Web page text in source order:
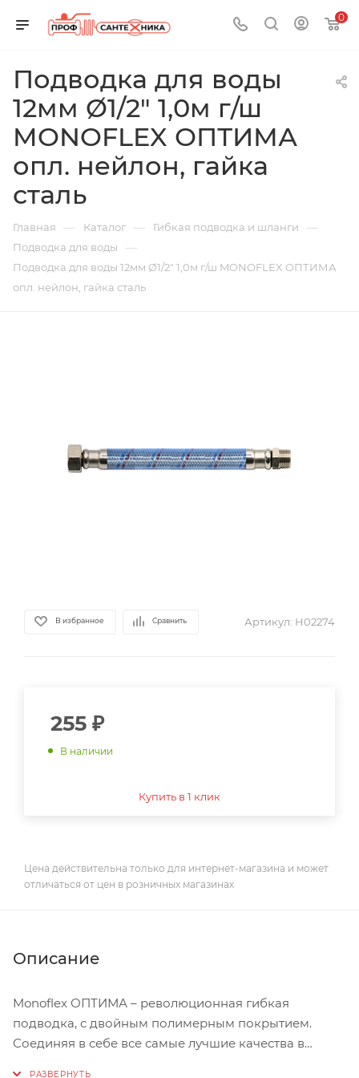
0
Подводка для воды
12мм Ø1/2" 1,0м г/ш
MONOFLEX ОПТИМА
опл. нейлон, гайка
сталь
Главная — Каталог — Гибкая подводка и шланги —
Подводка для воды —
Подводка для воды 12мм Ø1/2" 1,0м г/ш MONOFLEX ОПТИМА
опл. нейлон, гайка сталь
В избранное Сравнить Артикул: Н02274
255 ₽
В наличии
Купить в 1 клик
Цена действительна только для интернет-магазина и может
отличаться от цен в розничных магазинах
Описание
Monoflex ОПТИМА – революционная гибкая
подводка, с двойным полимерным покрытием.
Соединяя в себе все самые лучшие качества в